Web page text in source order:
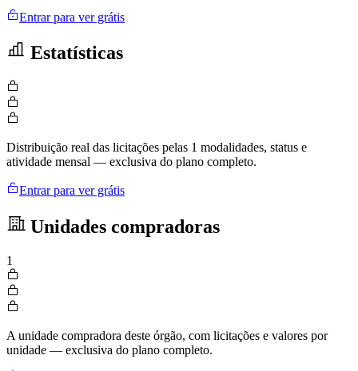
Entrar para ver grátis
Estatísticas
Distribuição real das licitações pelas 1 modalidades, status e
atividade mensal — exclusiva do plano completo.
Entrar para ver grátis
Unidades compradoras
1
A unidade compradora deste órgão, com licitações e valores por
unidade — exclusiva do plano completo.